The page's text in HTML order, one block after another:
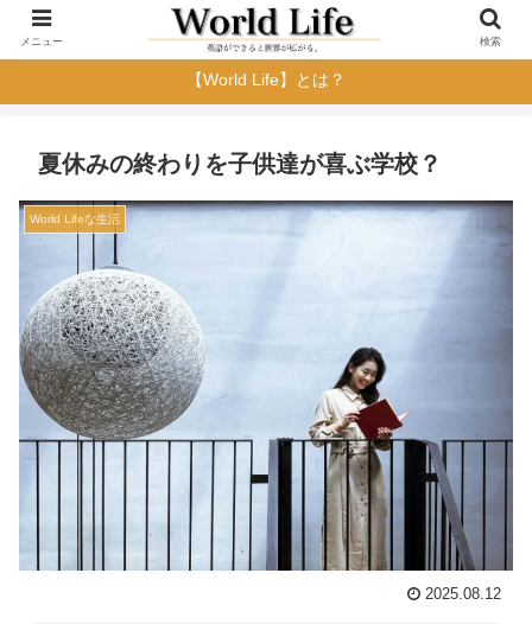
【World Life】とは？
夏休みの終わりを子供達が喜ぶ学校？
World Lifeな生活
2025.08.12
メニュー 検索